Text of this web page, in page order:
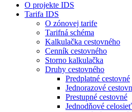
O projekte IDS
Tarifa IDS
O zónovej tarife
Tarifná schéma
Kalkulačka cestovného
Cenník cestovného
Storno kalkulačka
Druhy cestovného
Predplatné cestovné
Jednorazové
Prestupné cestovné
Jednodňové